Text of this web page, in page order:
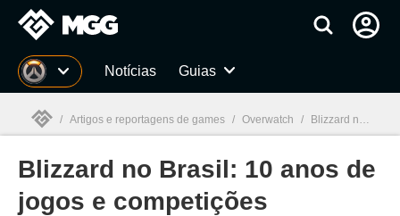
Millenium Notícias Guias
Millenium
/ Artigos e reportagens de games / Overwatch / Blizzard no Brasil: 10 anos de jogos e competições
Blizzard no Brasil: 10 anos de
jogos e competições